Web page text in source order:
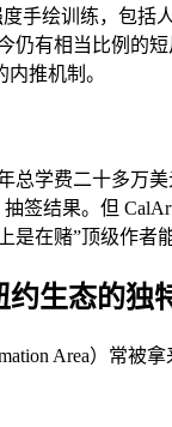
手绘训练，包
仍有相当比例的
推机制。
总学费二十多万
签结果。但
是在赌”顶级作者
约生态的独
Area）常被